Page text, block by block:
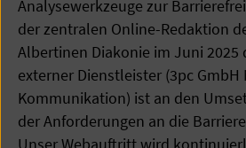
Analysewerkzeuge zur
der zentralen Online-Redaktion
Albertinen Diakonie im Juni 2025
externer Dienstleister (3pc GmbH
Kommunikation) ist an den
der Anforderungen an die